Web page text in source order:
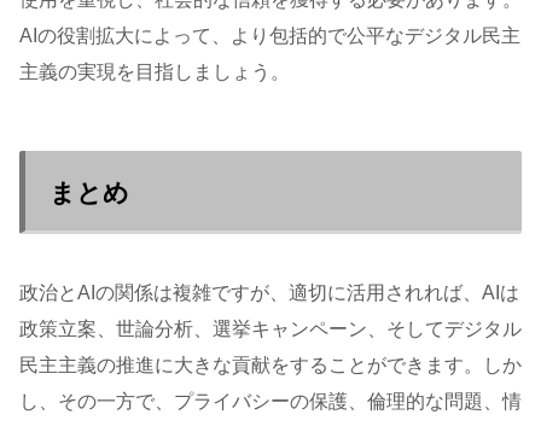
AIの役割拡大によって、より包括的で公平なデジタル民主
主義の実現を目指しましょう。
まとめ
政治とAIの関係は複雑ですが、適切に活用されれば、AIは
政策立案、世論分析、選挙キャンペーン、そしてデジタル
民主主義の推進に大きな貢献をすることができます。しか
し、その一方で、プライバシーの保護、倫理的な問題、情